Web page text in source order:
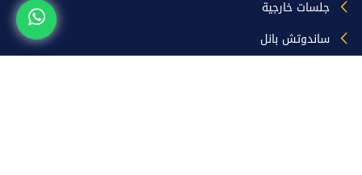
جلسات خارجية
ساندوتش بانل